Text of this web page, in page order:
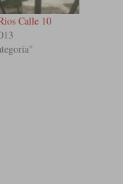
Calle 10